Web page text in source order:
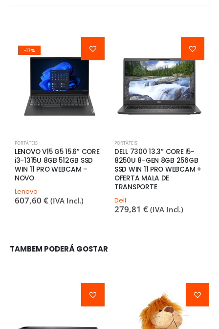
-17%
PORTÁTEIS
LENOVO V15 G5 15.6” CORE
i3-1315U 8GB 512GB SSD
WIN 11 PRO WEBCAM –
NOVO
Lenovo
607,60 € (IVA Incl.)
PORTÁTEIS
DELL 7300 13.3” CORE i5-
8250U 8-GEN 8GB 256GB
SSD WIN 11 PRO WEBCAM +
OFERTA MALA DE
TRANSPORTE
Dell
279,81 € (IVA Incl.)
TAMBEM PODERÁ GOSTAR